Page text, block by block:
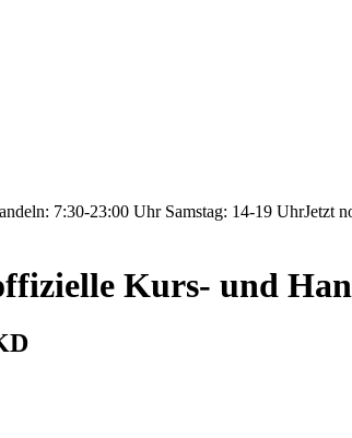
7:30-23:00 Uhr Samstag: 14-19 UhrJetzt
Kurs- und